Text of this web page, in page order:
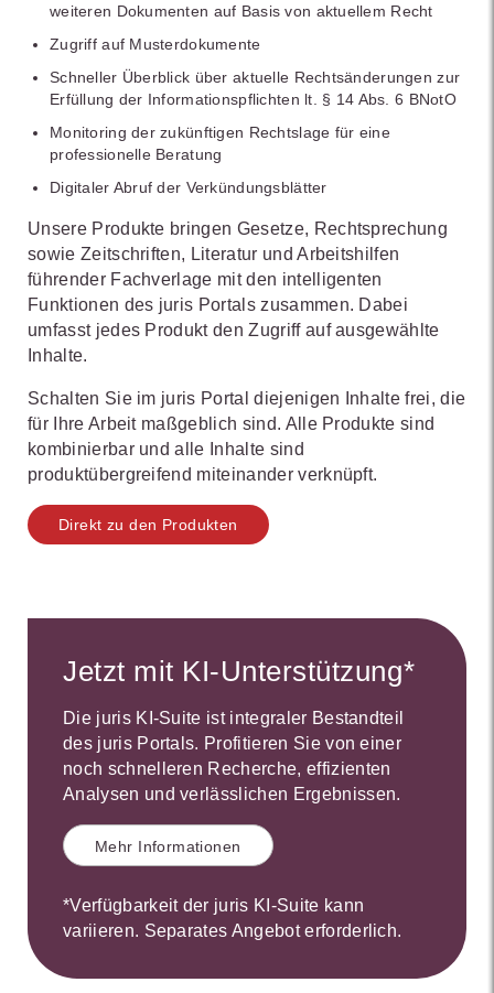
weiteren Dokumenten auf Basis von aktuellem Recht
Zugriff auf Musterdokumente
Schneller Überblick über aktuelle Rechtsänderungen zur
Erfüllung der Informationspflichten lt. § 14 Abs. 6 BNotO
Monitoring der zukünftigen Rechtslage für eine
professionelle Beratung
Digitaler Abruf der Verkündungsblätter
Unsere Produkte bringen Gesetze, Rechtsprechung
sowie Zeitschriften, Literatur und Arbeitshilfen
führender Fachverlage mit den intelligenten
Funktionen des juris Portals zusammen. Dabei
umfasst jedes Produkt den Zugriff auf ausgewählte
Inhalte.
Schalten Sie im juris Portal diejenigen Inhalte frei, die
für Ihre Arbeit maßgeblich sind. Alle Produkte sind
kombinierbar und alle Inhalte sind
produktübergreifend miteinander verknüpft.
Direkt zu den Produkten
Jetzt mit KI-Unterstützung*
Die juris KI-Suite ist integraler Bestandteil
des juris Portals. Profitieren Sie von einer
noch schnelleren Recherche, effizienten
Analysen und verlässlichen Ergebnissen.
Mehr Informationen
*Verfügbarkeit der juris KI-Suite kann
variieren. Separates Angebot erforderlich.